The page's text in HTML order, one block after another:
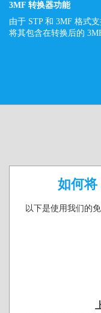
3MF 转换器功能
由于 STP 和 3MF 格式
将其包含在转换后的
如何将
以下是使用我们的